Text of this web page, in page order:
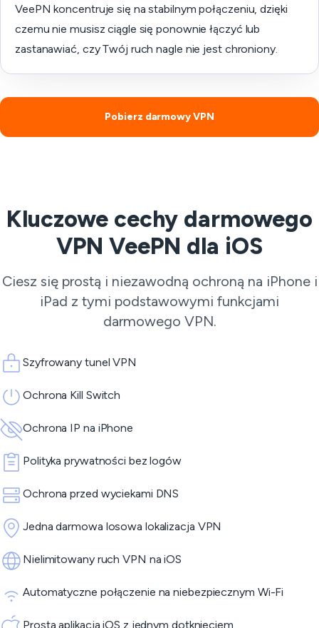
VeePN koncentruje się na stabilnym połączeniu, dzięki
czemu nie musisz ciągle się ponownie łączyć lub
zastanawiać, czy Twój ruch nagle nie jest chroniony.
Pobierz darmowy VPN
Kluczowe cechy darmowego
VPN VeePN dla iOS
Ciesz się prostą i niezawodną ochroną na iPhone i
iPad z tymi podstawowymi funkcjami
darmowego VPN.
Szyfrowany tunel VPN
Ochrona Kill Switch
Ochrona IP na iPhone
Polityka prywatności bez logów
Ochrona przed wyciekami DNS
Jedna darmowa losowa lokalizacja VPN
Nielimitowany ruch VPN na iOS
Automatyczne połączenie na niebezpiecznym Wi-Fi
Prosta aplikacja iOS z jednym dotknięciem